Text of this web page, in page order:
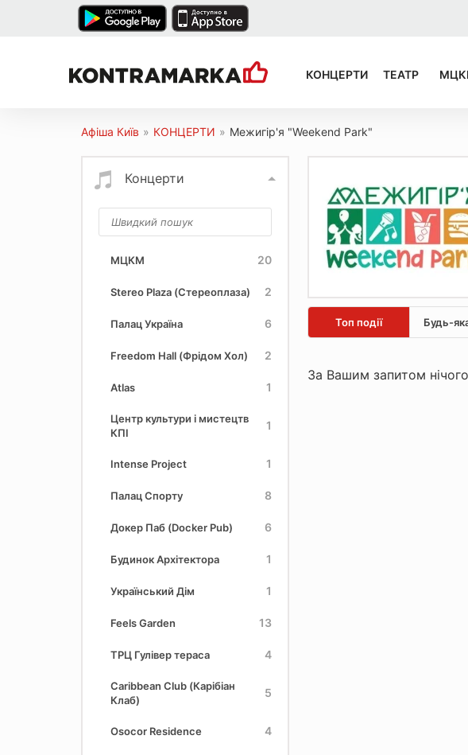
КОНЦЕРТИ ТЕАТР
Афіша Київ » КОНЦЕРТИ » Межигір'я "Weekend Park"
Концерти
МЦКМ 20
Stereo Plaza (Стереоплаза) 2
Палац Україна 6
Freedom Hall (Фрідом Хол) 2
Atlas 1
Центр культури і мистецтв
КПІ
1
Intense Project 1
Палац Спорту 8
Докер Паб (Docker Pub) 6
Будинок Архітектора 1
Український Дім 1
Feels Garden 13
ТРЦ Гулівер тераса 4
Caribbean Club (Карібіан
Клаб)
5
Osocor Residence 4
Топ події Будь-
За Вашим запитом